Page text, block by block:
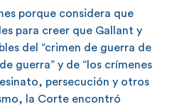
porque considera que
para creer que Gallant y
del “crimen de guerra de
guerra” y de “los crímenes
persecución y otros
la Corte encontró